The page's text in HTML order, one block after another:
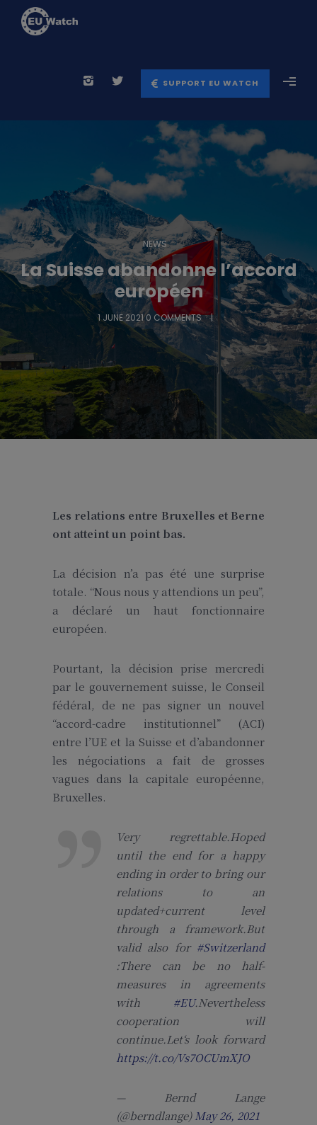
SUPPORT EU WATCH
NEWS
La Suisse abandonne l’accord
européen
1 JUNE 20210 COMMENTS
Les relations entre Bruxelles et Berne
ont atteint un point bas.
La décision n’a pas été une surprise
totale. “Nous nous y attendions un peu”,
a déclaré un haut fonctionnaire
européen.
Pourtant, la décision prise mercredi
par le gouvernement suisse, le Conseil
fédéral, de ne pas signer un nouvel
“accord-cadre institutionnel” (ACI)
entre l’UE et la Suisse et d’abandonner
les négociations a fait de grosses
vagues dans la capitale européenne,
Bruxelles.
Very regrettable.Hoped
until the end for a happy
ending in order to bring our
relations to an
updated+current level
through a framework.But
valid also for #Switzerland
:There can be no half-
measures in agreements
with #EU.Nevertheless
cooperation will
continue.Let‘s look forward
https://t.co/Vs7OCUmXJO
— Bernd Lange
(@berndlange) May 26, 2021